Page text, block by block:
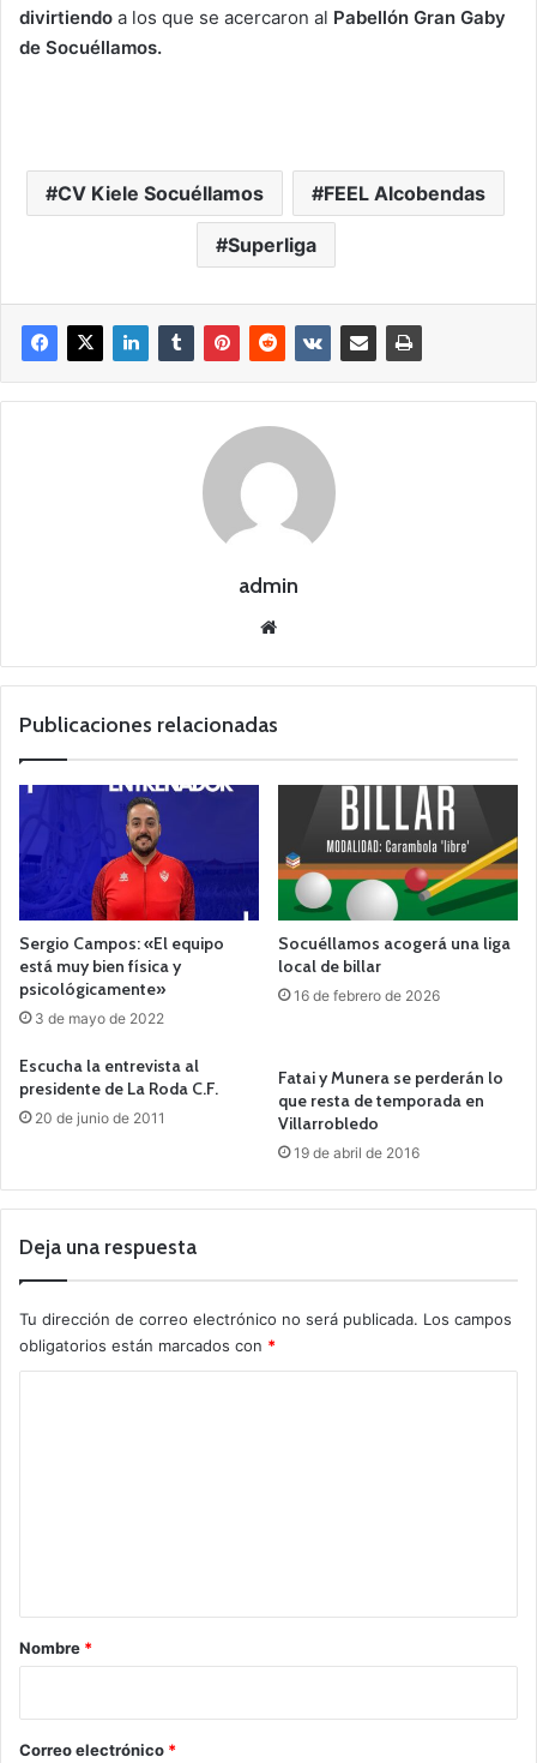
divirtiendo a los que se acercaron al Pabellón Gran Gaby
de Socuéllamos.
CV Kiele Socuéllamos FEEL Alcobendas
Superliga
admin
we
Publicaciones relacionadas
Sergio Campos: «El equipo
está muy bien física y
psicológicamente»
3 de mayo de 2022
Socuéllamos acogerá una liga
local de billar
16 de febrero de 2026
Escucha la entrevista al
presidente de La Roda C.F.
20 de junio de 2011
Fatai y Munera se perderán lo
que resta de temporada en
Villarrobledo
19 de abril de 2016
Deja una respuesta
Tu dirección de correo electrónico no será publicada. Los campos
obligatorios están marcados con *
r
*
Nombre *
Correo electrónico *